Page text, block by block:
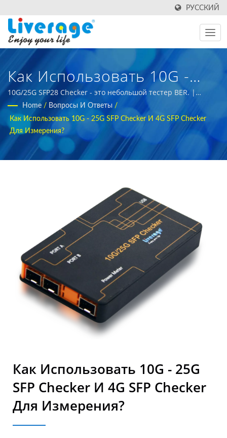
РУССКИЙ
Как Использовать 10G -
25G SFP Checker И 4G SFP
Checker Для Измерения? |
Как Тестировать
Оптические Трансиверы В
10G/25G SFP28 Checker - это небольшой тестер BER. |
Устранение неполадок в волоконно-оптических
трансиверах для глобальных сетей
Home / Вопросы И Ответы /
Как Использовать 10G - 25G SFP Checker И 4G SFP Checker
Для Измерения?
Как Использовать 10G - 25G
SFP Checker И 4G SFP Checker
Для Измерения?